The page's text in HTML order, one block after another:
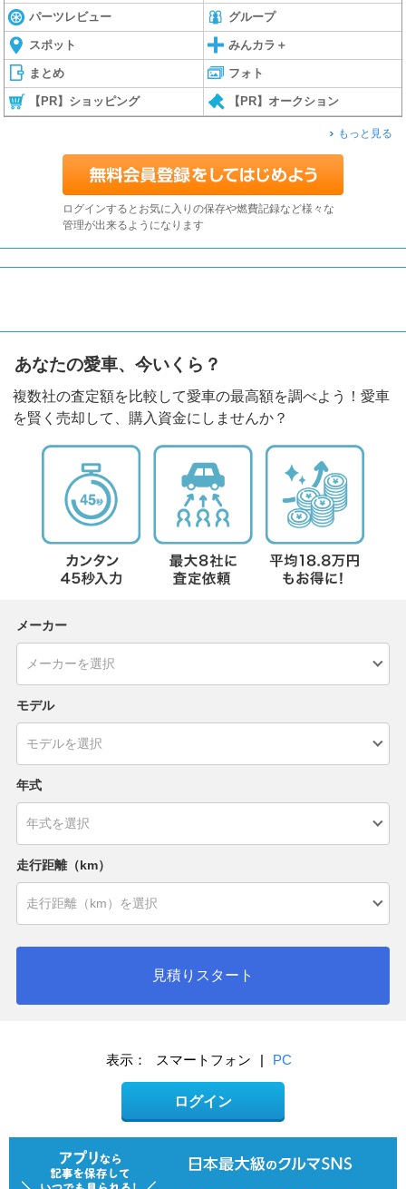
パーツレビュー グループ
スポット みんカラ＋
まとめ フォト
【PR】ショッピング 【PR】オークション
もっと見る
ログインするとお気に入りの保存や燃費記録など様々な
管理が出来るようになります
あなたの愛車、今いくら？
複数社の査定額を比較して愛車の最高額を調べよう！愛車
を賢く売却して、購入資金にしませんか？
メーカー
モデル
年式
走行距離（km）
見積りスタート
表示： スマートフォン | PC
ログイン